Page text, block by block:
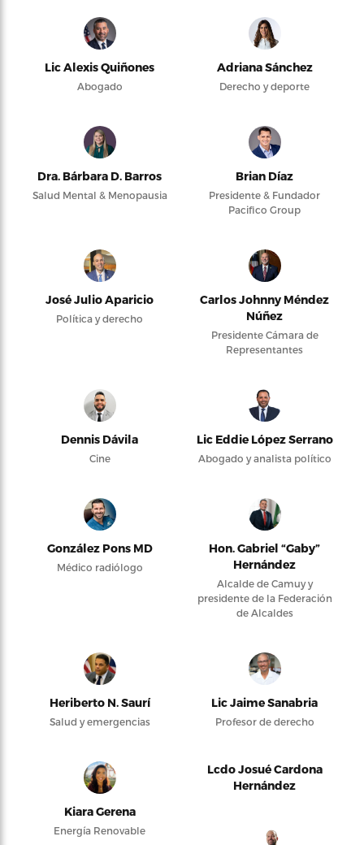
Lic Alexis Quiñones
Abogado
Adriana Sánchez
Derecho y deporte
Dra. Bárbara D. Barros
Salud Mental & Menopausia
Brian Díaz
Presidente & Fundador
Pacifico Group
José Julio Aparicio
Política y derecho
Carlos Johnny Méndez
Núñez
Presidente Cámara de
Representantes
Dennis Dávila
Cine
Lic Eddie López Serrano
Abogado y analista político
González Pons MD
Médico radiólogo
Hon. Gabriel “Gaby”
Hernández
Alcalde de Camuy y
presidente de la Federación
de Alcaldes
Heriberto N. Saurí
Salud y emergencias
Lic Jaime Sanabria
Profesor de derecho
Kiara Gerena
Energía Renovable
Lcdo Josué Cardona
Hernández